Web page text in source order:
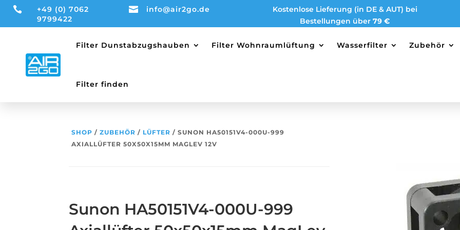

+49 (0) 7062
9799422
 info@air2go.de
Kostenlose Lieferung (in DE & AUT) bei
Bestellungen über 79 €
Filter Dunstabzugshauben Filter Wohnraumlüftung Wasserfilter Zubehör
Filter finden
SHOP /ZUBEHÖR / LÜFTER / SUNON HA50151V4-000U-999
AXIALLÜFTER 50X50X15MM MAGLEV 12V
Sunon HA50151V4-000U-999